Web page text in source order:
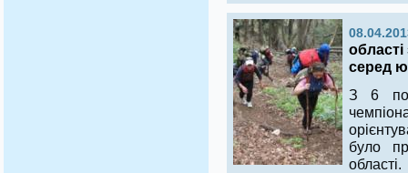
серед
З 6 по
було
області.